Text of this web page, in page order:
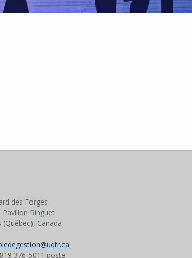
des Forges
Ringuet
(Québec), Canada
376-5011 poste